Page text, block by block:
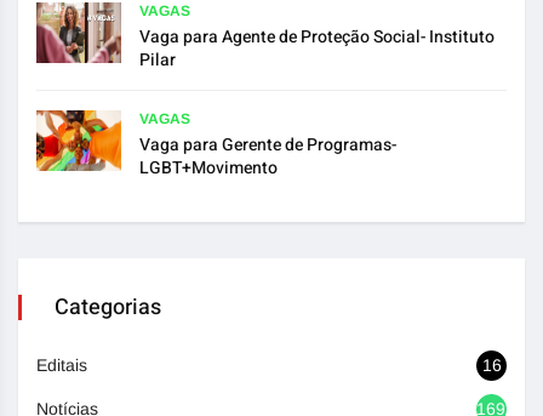
VAGAS
Vaga para Agente de Proteção Social- Instituto
Pilar
VAGAS
Vaga para Gerente de Programas-
LGBT+Movimento
Categorias
Editais 16
Notícias 1692